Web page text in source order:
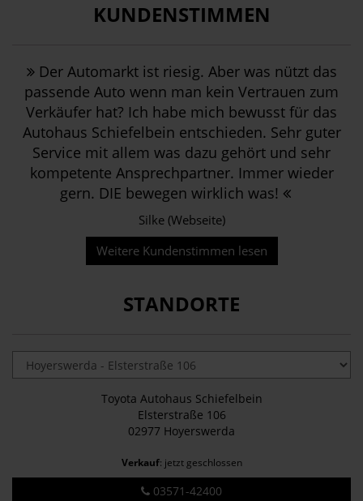
KUNDENSTIMMEN
Der Automarkt ist riesig. Aber was nützt das
passende Auto wenn man kein Vertrauen zum
Verkäufer hat? Ich habe mich bewusst für das
Autohaus Schiefelbein entschieden. Sehr guter
Service mit allem was dazu gehört und sehr
kompetente Ansprechpartner. Immer wieder
gern. DIE bewegen wirklich was!
Silke (Webseite)
Weitere Kundenstimmen lesen
STANDORTE
Toyota Autohaus Schiefelbein
Elsterstraße 106
02977 Hoyerswerda
Verkauf: jetzt geschlossen
03571-42400